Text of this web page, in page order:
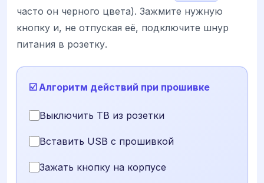
часто он черного цвета). Зажмите нужную
кнопку и, не отпуская её, подключите шнур
питания в розетку.
☑️ Алгоритм действий при прошивке
Выключить ТВ из розетки
Вставить USB с прошивкой
Зажать кнопку на корпусе